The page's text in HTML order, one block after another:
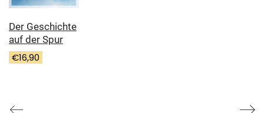
Der Geschichte
auf der Spur
€16,90